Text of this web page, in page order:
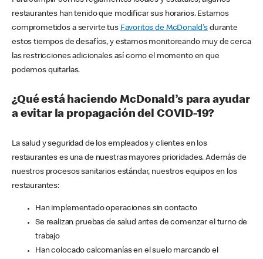
restaurantes han tenido que modificar sus horarios. Estamos
comprometidos a servirte tus Favoritos de McDonald's durante
estos tiempos de desafíos, y estamos monitoreando muy de cerca
las restricciones adicionales así como el momento en que
podemos quitarlas.
¿Qué está haciendo McDonald’s para ayudar
a evitar la propagación del COVID-19?
La salud y seguridad de los empleados y clientes en los
restaurantes es una de nuestras mayores prioridades. Además de
nuestros procesos sanitarios estándar, nuestros equipos en los
restaurantes:
Han implementado operaciones sin contacto
Se realizan pruebas de salud antes de comenzar el turno de
trabajo
Han colocado calcomanías en el suelo marcando el